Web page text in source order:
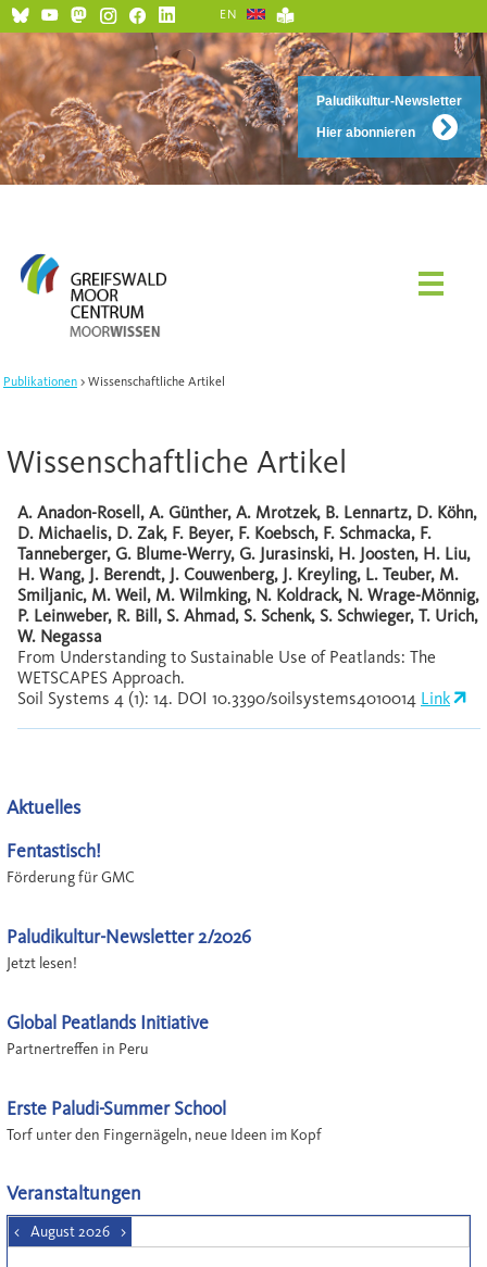
Paludikultur-Newsletter
Hier abonnieren
EN
Publikationen Wissenschaftliche Artikel
Wissenschaftliche Artikel
A. Anadon-Rosell, A. Günther, A. Mrotzek, B. Lennartz, D. Köhn,
D. Michaelis, D. Zak, F. Beyer, F. Koebsch, F. Schmacka, F.
Tanneberger, G. Blume-Werry, G. Jurasinski, H. Joosten, H. Liu,
H. Wang, J. Berendt, J. Couwenberg, J. Kreyling, L. Teuber, M.
Smiljanic, M. Weil, M. Wilmking, N. Koldrack, N. Wrage-Mönnig,
P. Leinweber, R. Bill, S. Ahmad, S. Schenk, S. Schwieger, T. Urich,
W. Negassa
From Understanding to Sustainable Use of Peatlands: The
WETSCAPES Approach.
Soil Systems 4 (1): 14. DOI 10.3390/soilsystems4010014 Link
Aktuelles
Fentastisch!
Förderung für GMC
Paludikultur-Newsletter 2/2026
Jetzt lesen!
Global Peatlands Initiative
Partnertreffen in Peru
Erste Paludi-Summer School
Torf unter den Fingernägeln, neue Ideen im Kopf
Veranstaltungen
< August 2026 >